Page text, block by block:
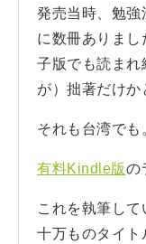
発売当時、勉強
に数冊ありま
子版でも読まれ
が）拙著だけか
それも台湾でも
有料Kindle版の
これを執筆し
十万ものタイト